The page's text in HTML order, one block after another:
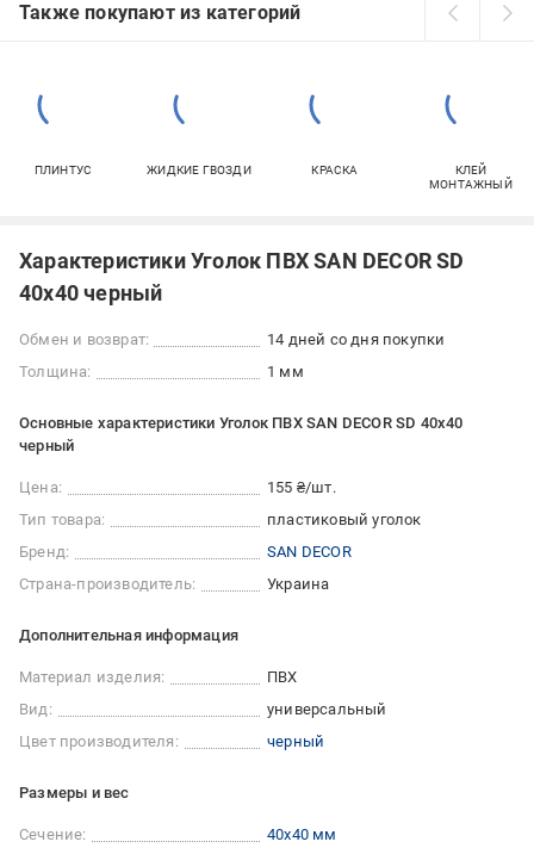
Также покупают из категорий
ПЛИНТУС ЖИДКИЕ ГВОЗДИ КРАСКА
КЛЕЙ
МОНТАЖНЫЙ
Характеристики Уголок ПВХ SAN DECOR SD
40х40 черный
Обмен и возврат:
14 дней со дня покупки
Толщина:
1 мм
Основные характеристики Уголок ПВХ SAN DECOR SD 40х40
черный
Цена:
155 ₴/шт.
Тип товара:
пластиковый уголок
Бренд:
SAN DECOR
Страна-производитель:
Украина
Дополнительная информация
Материал изделия:
ПВХ
Вид:
универсальный
Цвет производителя:
черный
Размеры и вес
Сечение:
40x40 мм